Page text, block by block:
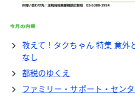
教えて！タクちゃん 特集 意外
なし
都税のゆくえ
ファミリー・サポート・セン